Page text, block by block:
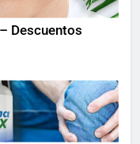
Descuentos